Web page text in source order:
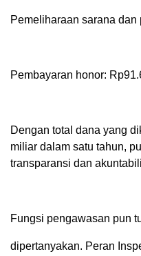
Pemeliharaan sarana
Pembayaran honor:
Dengan total dana yang
miliar dalam satu tahun,
transparansi dan
Fungsi pengawasan pun
dipertanyakan. Peran